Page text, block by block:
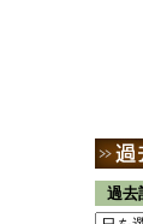
過去